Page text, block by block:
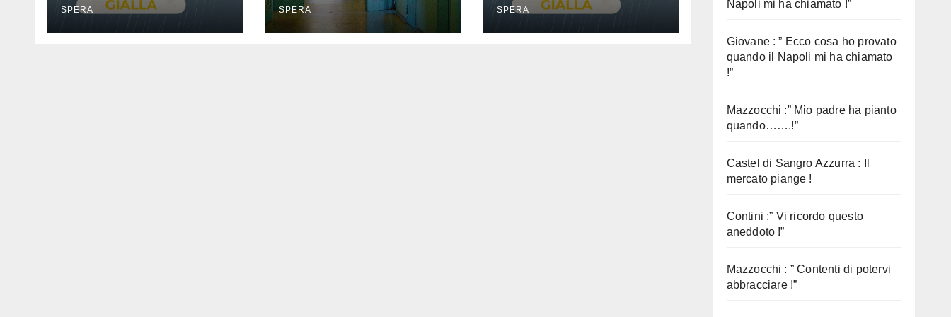
SPERA SPERA SPERA
Napoli mi ha chiamato !”
Giovane : ” Ecco cosa ho provato
quando il Napoli mi ha chiamato
!”
Mazzocchi :” Mio padre ha pianto
quando…….!”
Castel di Sangro Azzurra : Il
mercato piange !
Contini :” Vi ricordo questo
aneddoto !”
Mazzocchi : ” Contenti di potervi
abbracciare !”